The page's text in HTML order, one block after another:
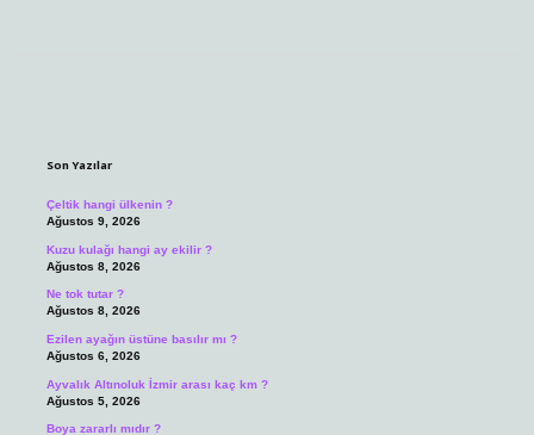
Son Yazılar
Çeltik hangi ülkenin ?
Ağustos 9, 2026
Kuzu kulağı hangi ay ekilir ?
Ağustos 8, 2026
Ne tok tutar ?
Ağustos 8, 2026
Ezilen ayağın üstüne basılır mı ?
Ağustos 6, 2026
Ayvalık Altınoluk İzmir arası kaç km ?
Ağustos 5, 2026
Boya zararlı mıdır ?